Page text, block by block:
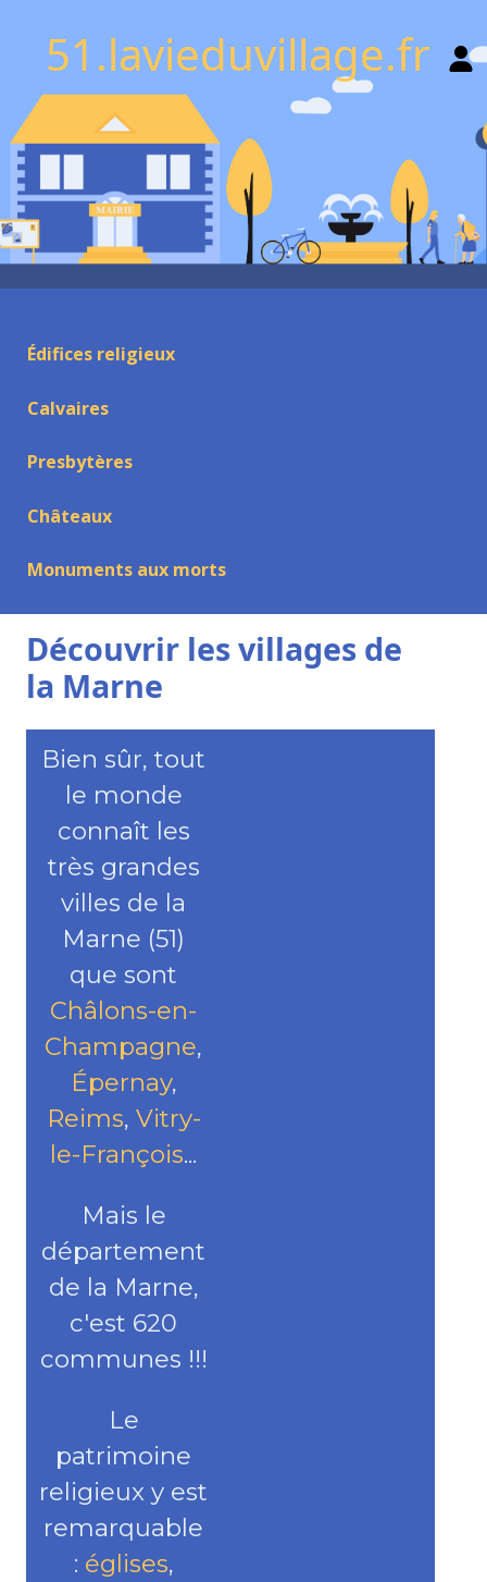
51.lavieduvillage.fr
Édifices religieux
Calvaires
Presbytères
Châteaux
Monuments aux morts
Découvrir les villages de
la Marne
Bien sûr, tout
le monde
connaît les
très grandes
villes de la
Marne (51)
que sont
Châlons-en-
Champagne,
Épernay,
Reims, Vitry-
le-François...
Mais le
département
de la Marne,
c'est 620
communes !!!
Le
patrimoine
religieux y est
remarquable
: églises,